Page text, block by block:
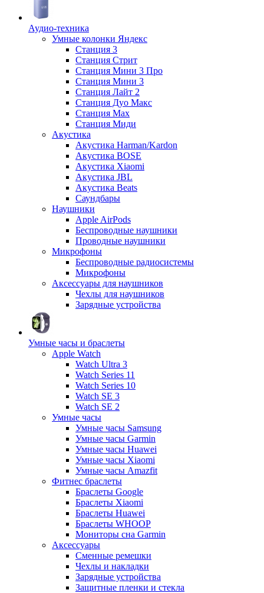
Аудио-техника
Умные колонки Яндекс
Станция 3
Станция Стрит
Станция Мини 3 Про
Станция Мини 3
Станция Лайт 2
Станция Дуо Макс
Станция Max
Станция Миди
Акустика
Акустика Harman/Kardon
Акустика BOSE
Акустика Xiaomi
Акустика JBL
Акустика Beats
Саундбары
Наушники
Apple AirPods
Беспроводные наушники
Проводные наушники
Микрофоны
Беспроводные радиосистемы
Микрофоны
Аксессуары для наушников
Чехлы для наушников
Зарядные устройства
Умные часы и браслеты
Apple Watch
Watch Ultra 3
Watch Series 11
Watch Series 10
Watch SE 3
Watch SE 2
Умные часы
Умные часы Samsung
Умные часы Garmin
Умные часы Huawei
Умные часы Xiaomi
Умные часы Amazfit
Фитнес браслеты
Браслеты Google
Браслеты Xiaomi
Браслеты Huawei
Браслеты WHOOP
Мониторы сна Garmin
Аксессуары
Сменные ремешки
Чехлы и накладки
Зарядные устройства
Защитные пленки и стекла